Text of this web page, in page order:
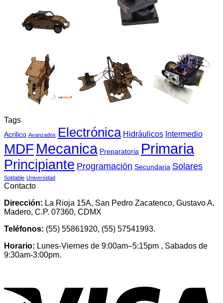
Tags
Acrilico Avanzados Electrónica Hidráulicos Intermedio
MDF Mecanica Preparatoria Primaria
Principiante Programación Secundaria Solares
Soldable Universidad
Contacto
Dirección: La Rioja 15A, San Pedro Zacatenco, Gustavo A.
Madero, C.P. 07360, CDMX
Teléfonos: (55) 55861920, (55) 57541993.
Horario: Lunes-Viernes de 9:00am–5:15pm , Sabados de
9:30am-3:00pm.